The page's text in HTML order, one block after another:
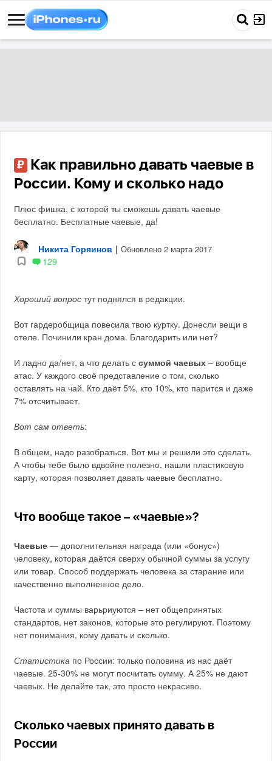
₽
Как правильно давать чаевые в
России. Кому и сколько надо
Плюс фишка, с которой ты сможешь давать чаевые
бесплатно. Бесплатные чаевые, да!
Никита Горяинов | Обновлено 2 марта 2017
129
Хороший вопростут поднялся в редакции.
Вот гардеробщица повесила твою куртку. Донесли вещи в
отеле. Починили кран дома. Благодарить или нет?
И ладно да/нет, а что делать ссуммой чаевых – вообще
атас. У каждого своё представление о том, сколько
оставлять на чай. Кто даёт 5%, кто 10%, кто парится и даже
7% отсчитывает.
Вот сам ответь:
В общем, надо разобраться. Вот мы и решили это сделать.
А чтобы тебе было вдвойне полезно, нашли пластиковую
карту, которая позволяет давать чаевые бесплатно.
Что вообще такое – «чаевые»?
Чаевые — дополнительная награда (или «бонус»)
человеку, которая даётся сверху обычной суммы за услугу
или товар. Способ поддержать человека за старание или
качественно выполненное дело.
Частота и суммы варьриуются – нет общепринятых
стандартов, нет законов, которые это регулируют. Поэтому
нет понимания, кому давать и сколько.
Статистика по России: только половина из нас даёт
чаевые. 25-30% не могут посчитать сумму. А 25% не дают
чаевых. Не делайте так, это просто некрасиво.
Сколько чаевых принято давать в
России